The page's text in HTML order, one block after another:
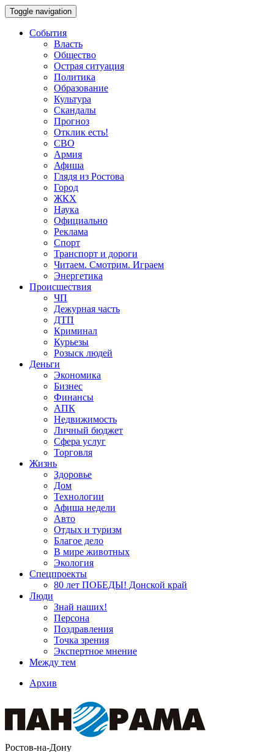
Toggle navigation
События
Власть
Общество
Острая ситуация
Политика
Образование
Культура
Скандалы
Прогноз
Отклик есть!
СВО
Армия
Афиша
Глядя из Ростова
Город
ЖКХ
Наука
Официально
Реклама
Спорт
Транспорт и дороги
Читаем. Смотрим. Играем
Энергетика
Происшествия
ЧП
Дежурная часть
ДТП
Криминал
Курьезы
Розыск людей
Деньги
Экономика
Бизнес
Финансы
АПК
Недвижимость
Личный бюджет
Сфера услуг
Торговля
Жизнь
Здоровье
Дом
Технологии
Афиша недели
Авто
Отдых и туризм
Благое дело
В мире животных
Экология
Спецпроекты
80 лет ПОБЕДЫ! Донской край
Люди
Знай наших!
Персона
Поздравления
Точка зрения
Экспертное мнение
Между тем
Архив
Ростов-на-Дону